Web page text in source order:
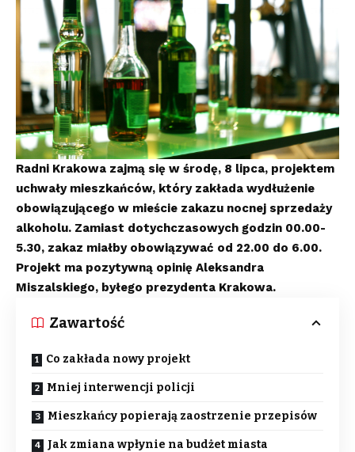
Radni Krakowa zajmą się w środę, 8 lipca, projektem
uchwały mieszkańców, który zakłada wydłużenie
obowiązującego w mieście zakazu nocnej sprzedaży
alkoholu. Zamiast dotychczasowych godzin 00.00-
5.30, zakaz miałby obowiązywać od 22.00 do 6.00.
Projekt ma pozytywną opinię Aleksandra
Miszalskiego, byłego prezydenta Krakowa.
Zawartość
Co zakłada nowy projekt
Mniej interwencji policji
Mieszkańcy popierają zaostrzenie przepisów
Jak zmiana wpłynie na budżet miasta